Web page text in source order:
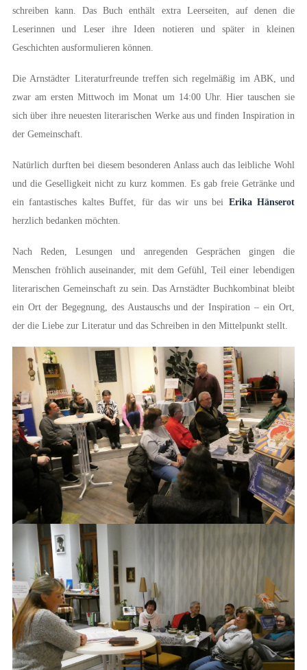
schreiben kann. Das Buch enthält extra Leerseiten, auf denen die
Leserinnen und Leser ihre Ideen notieren und später in kleinen
Geschichten ausformulieren können.
Die Arnstädter Literaturfreunde treffen sich regelmäßig im ABK, und
zwar am ersten Mittwoch im Monat um 14:00 Uhr. Hier tauschen sie
sich über ihre neuesten literarischen Werke aus und finden Inspiration in
der Gemeinschaft.
Natürlich durften bei diesem besonderen Anlass auch das leibliche Wohl
und die Geselligkeit nicht zu kurz kommen. Es gab freie Getränke und
ein fantastisches kaltes Buffet, für das wir uns bei Erika Hänserot
herzlich bedanken möchten.
Nach Reden, Lesungen und anregenden Gesprächen gingen die
Menschen fröhlich auseinander, mit dem Gefühl, Teil einer lebendigen
literarischen Gemeinschaft zu sein. Das Arnstädter Buchkombinat bleibt
ein Ort der Begegnung, des Austauschs und der Inspiration – ein Ort,
der die Liebe zur Literatur und das Schreiben in den Mittelpunkt stellt.